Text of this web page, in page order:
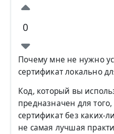
0
Почему мне не нужно
сертификат локально
Код, который вы
предназначен для
сертификат без каких-
не самая лучшая